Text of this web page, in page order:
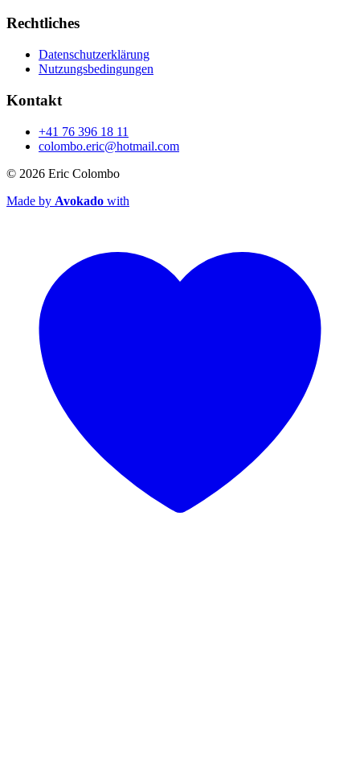
Rechtliches
Datenschutzerklärung
Nutzungsbedingungen
Kontakt
+41 76 396 18 11
colombo.eric@hotmail.com
© 2026 Eric Colombo
Made by Avokado with